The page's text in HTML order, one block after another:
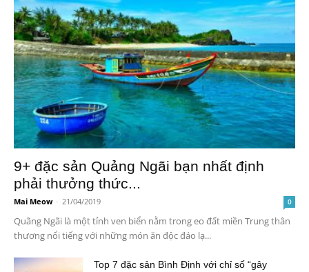
9+ đặc sản Quảng Ngãi bạn nhất định
phải thưởng thức...
Mai Meow - 21/04/2019 0
Quãng Ngãi là một tỉnh ven biển nằm trong eo đất miền Trung thân
thương nổi tiếng với những món ăn độc đáo lạ...
Top 7 đặc sản Bình Định với chỉ số “gây